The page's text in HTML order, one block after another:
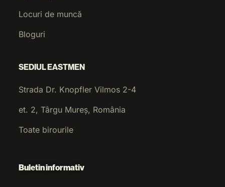
Locuri de muncă
Bloguri
SEDIUL EASTMEN
Strada Dr. Knopfler Vilmos 2-4
et. 2, Târgu Mureș, România
Toate birourile
Buletin informativ